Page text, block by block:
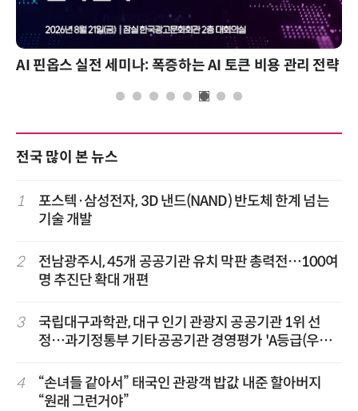
AI 핀옵스 실전 세미나: 폭증하는 AI 토큰 비용 관리 전략
전국 많이 본 뉴스
1
포스텍·삼성전자, 3D 낸드(NAND) 반도체 한계 넘는
기술 개발
2
전남광주시, 45개 공공기관 유치 막판 총력전…100여
명 추진단 확대 개편
3
국립대구과학관, 대구 인기 관광지 공공기관 1위 선
정…과기정통부 기타공공기관 경영평가 'A등급(우수)'
4
“손녀들 같아서” 태국인 관광객 밥값 내준 할아버지
“원래 그런거야”